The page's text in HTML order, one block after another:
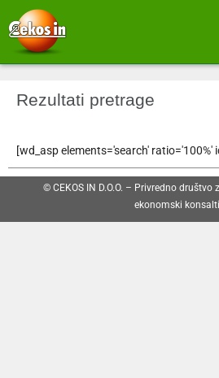
Rezultati pretrage
[wd_asp elements='search' ratio='100%'
© CEKOS IN D.O.O. – Privredno
ekonomski